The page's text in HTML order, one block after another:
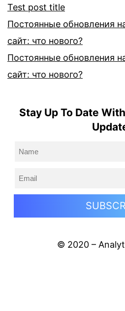
Test post title
Постоянные обновления
сайт: что нового?
Постоянные обновления
сайт: что нового?
Stay Up To Date
© 2020 –